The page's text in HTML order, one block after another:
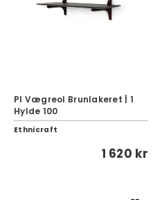
PI Vægreol Brunlakeret | 1
Hylde 100
Ethnicraft
1 620 kr